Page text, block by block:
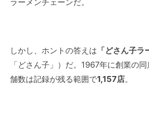
しかし、ホントの答えは 「どさん子ラ
「どさん子」）だ。1967年に創業の
舗数は記録が残る範囲で1,157店。